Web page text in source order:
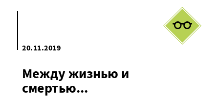
20.11.2019
Между жизнью и
смертью...